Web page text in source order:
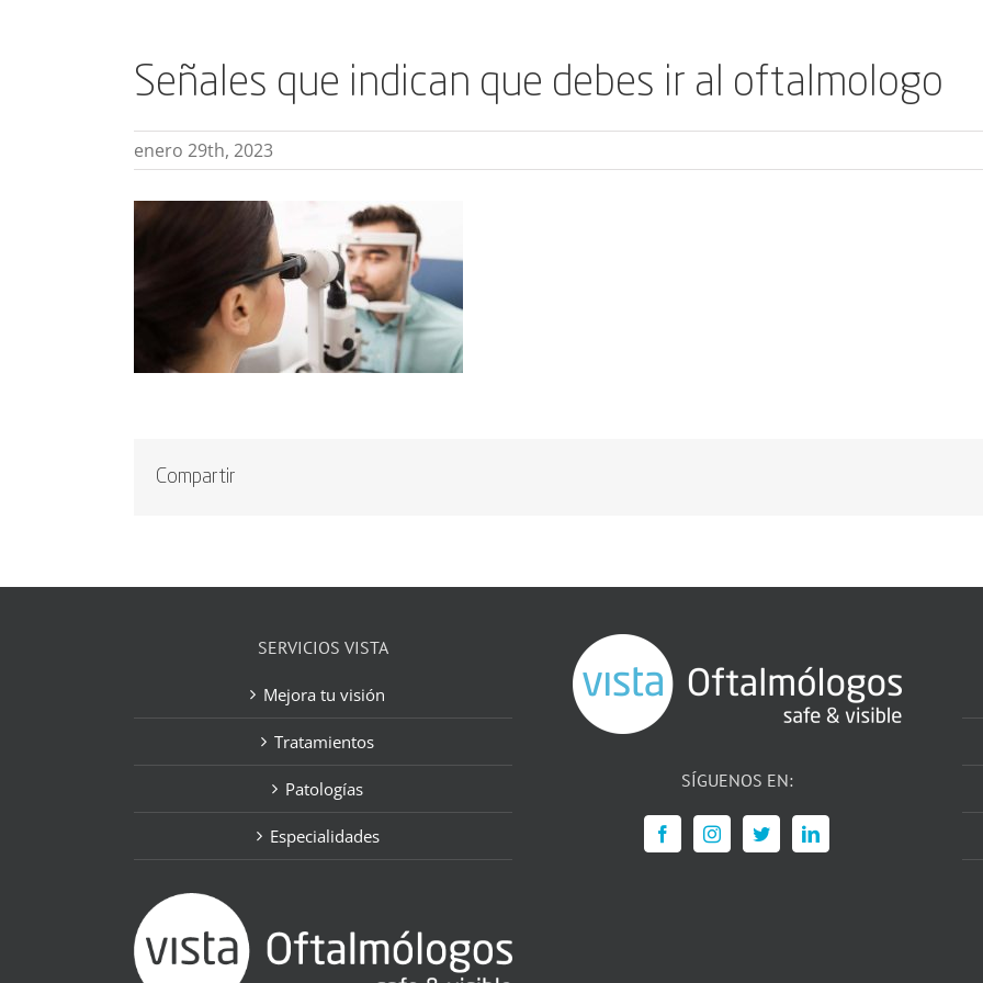
Señales que indican que debes ir al oftalmologo
enero 29th, 2023
Compartir
SERVICIOS VISTA
Mejora tu visión
Tratamientos
Patologías
Especialidades
SÍGUENOS EN: